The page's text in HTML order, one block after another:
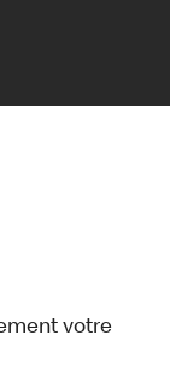
votre